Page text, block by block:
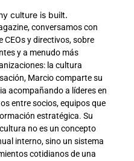
culture is built.
conversamos con
y directivos, sobre
y a menudo más
la cultura
Marcio comparte su
acompañando a líderes en
entre socios, equipos que
estratégica. Su
no es un concepto
interno, sino un sistema
cotidianos de una